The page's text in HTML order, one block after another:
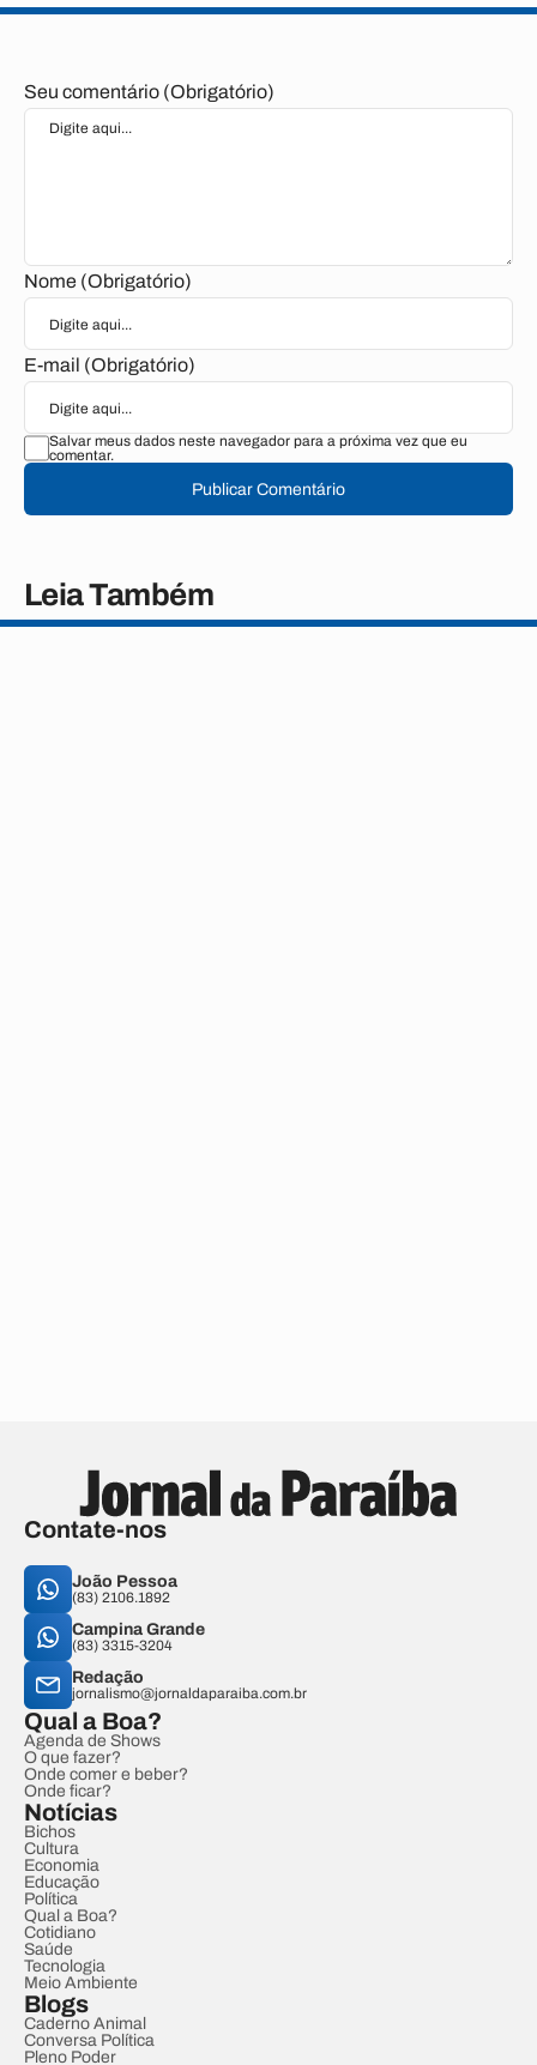
Seu comentário (Obrigatório)
Nome (Obrigatório)
E-mail (Obrigatório)
Salvar meus dados neste navegador para a próxima vez que eu
comentar.
Publicar Comentário
Leia Também
Contate-nos
João Pessoa
(83) 2106.1892
Campina Grande
(83) 3315-3204
Redação
jornalismo@jornaldaparaiba.com.br
Qual a Boa?
Agenda de Shows
O que fazer?
Onde comer e beber?
Onde ficar?
Notícias
Bichos
Cultura
Economia
Educação
Política
Qual a Boa?
Cotidiano
Saúde
Tecnologia
Meio Ambiente
Blogs
Caderno Animal
Conversa Política
Pleno Poder